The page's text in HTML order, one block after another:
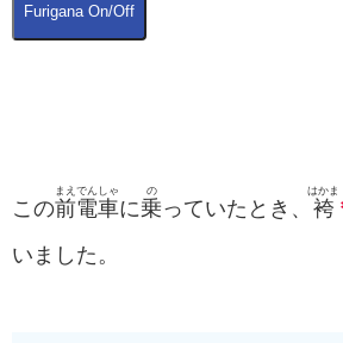
Furigana On/Off
この前
まえ
電車
でんしゃ
に乗
の
っていたとき、 袴
はかま
いました。